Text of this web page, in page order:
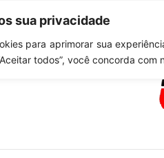
sua privacidade
para aprimorar sua
todos”, você concorda com
feira, agosto 6 2026